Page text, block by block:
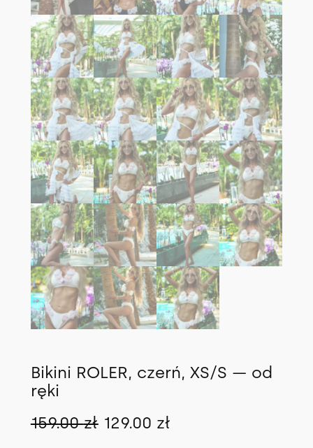
Bikini ROLER, czerń, XS/S — od
ręki
159.00zł P
129.00 zł